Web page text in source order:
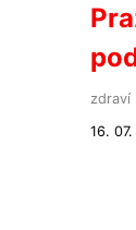
zdraví
16.